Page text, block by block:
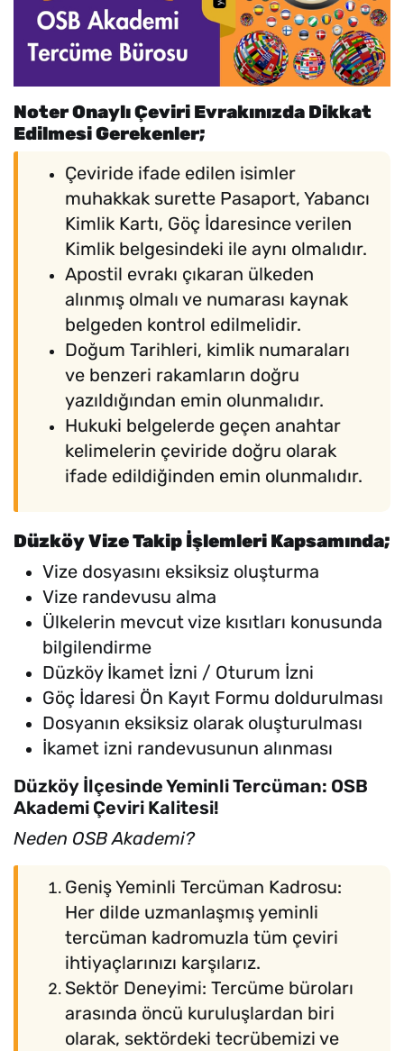
Noter Onaylı Çeviri Evrakınızda Dikkat
Edilmesi Gerekenler;
Çeviride ifade edilen isimler
muhakkak surette Pasaport, Yabancı
Kimlik Kartı, Göç İdaresince verilen
Kimlik belgesindeki ile aynı olmalıdır.
Apostil evrakı çıkaran ülkeden
alınmış olmalı ve numarası kaynak
belgeden kontrol edilmelidir.
Doğum Tarihleri, kimlik numaraları
ve benzeri rakamların doğru
yazıldığından emin olunmalıdır.
Hukuki belgelerde geçen anahtar
kelimelerin çeviride doğru olarak
ifade edildiğinden emin olunmalıdır.
Düzköy Vize Takip İşlemleri Kapsamında;
Vize dosyasını eksiksiz oluşturma
Vize randevusu alma
Ülkelerin mevcut vize kısıtları konusunda
bilgilendirme
Düzköy İkamet İzni / Oturum İzni
Göç İdaresi Ön Kayıt Formu doldurulması
Dosyanın eksiksiz olarak oluşturulması
İkamet izni randevusunun alınması
Düzköy İlçesinde Yeminli Tercüman: OSB
Akademi Çeviri Kalitesi!
Neden OSB Akademi?
Geniş Yeminli Tercüman Kadrosu:
Her dilde uzmanlaşmış yeminli
tercüman kadromuzla tüm çeviri
ihtiyaçlarınızı karşılarız.
Sektör Deneyimi: Tercüme büroları
arasında öncü kuruluşlardan biri
olarak, sektördeki tecrübemizi ve